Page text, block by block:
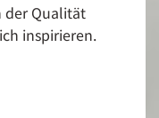
der Qualität
inspirieren.